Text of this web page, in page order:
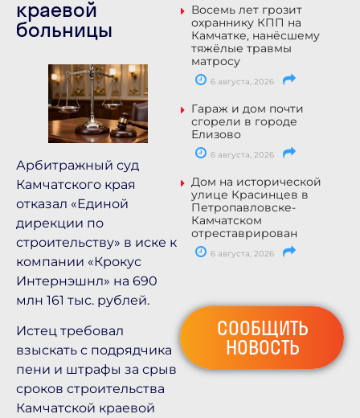
краевой
больницы
Арбитражный суд
Камчатского края
отказал «Единой
дирекции по
строительству» в иске к
компании «Крокус
Интернэшнл» на 690
млн 161 тыс. рублей.
Истец требовал
взыскать с подрядчика
пени и штрафы за срыв
сроков строительства
Камчатской краевой
Восемь лет грозит
охраннику КПП на
Камчатке, нанёсшему
тяжёлые травмы
матросу
6 августа, 2026
Гараж и дом почти
сгорели в городе
Елизово
6 августа, 2026
Дом на исторической
улице Красинцев в
Петропавловске-
Камчатском
отреставрирован
6 августа, 2026
СООБЩИТЬ
НОВОСТЬ